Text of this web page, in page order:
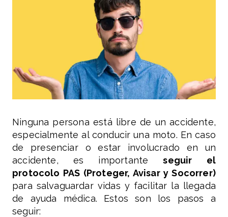
Ninguna persona está libre de un accidente,
especialmente al conducir una moto. En caso
de presenciar o estar involucrado en un
accidente, es importanteseguir el
protocolo PAS (Proteger, Avisar y Socorrer)
para salvaguardar vidas y facilitar la llegada
de ayuda médica. Estos son los pasos a
seguir: